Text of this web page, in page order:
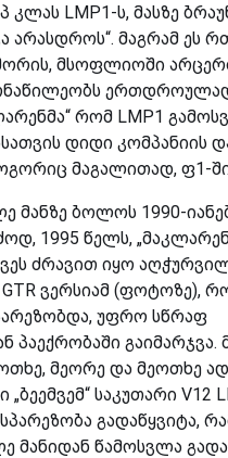
კლას LMP1-ს, მასზე
არასდროს“. მაგრამ ეს
შორის, მსოფლიოში
რომ LMP1
დიდი კომპანიის
მაგალითად, ფ1-ში
მანზე ბოლოს 1990-
1995 წელს, „მაკლარენ
ძრავით იყო
ვერსიამ (ფოტოზე),
უფრო სწრაფ
პაექრობაში გაიმარჯვა.
მეორე და მეოთხე
„ბეემვემ“ საკუთარი V12
გადაწყვიტა,
მანიდან წამოსვლა